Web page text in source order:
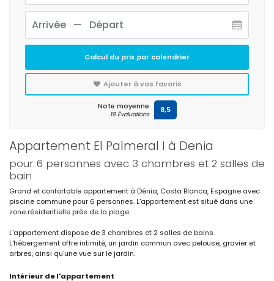
Appartement El Palmeral I à Denia
pour 6 personnes avec 3 chambres et 2 salles de
bain
Grand et confortable appartement à Dénia, Costa Blanca, Espagne avec
piscine commune pour 6 personnes. L'appartement est situé dans une
zone résidentielle près de la plage.
L'appartement dispose de 3 chambres et 2 salles de bains.
L'hébergement offre intimité, un jardin commun avec pelouse, gravier et
arbres, ainsi qu'une vue sur le jardin.
Intérieur de l'appartement
Calcul du prix par calendrier
Ajouter à vos favoris
Note moyenne
19 Évaluations 8,5